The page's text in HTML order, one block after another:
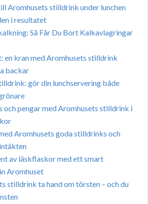
Aromhusets stilldrink under lunchen
i resultatet
Så Får Du Bort Kalkavlagringar
en kran med Aromhusets stilldrink
backar
gör din lunchservering både
och pengar med Aromhusets stilldrink i
Aromhusets goda stilldrinks och
av läskflaskor med ett smart
Aromhuset
stilldrink ta hand om törsten – och du